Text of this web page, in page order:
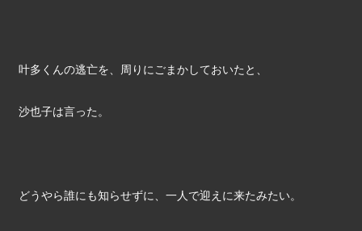
叶多くんの逃亡を、周りにごまかしておいたと、
沙也子は言った。
どうやら誰にも知らせずに、一人で迎えに来たみたい。